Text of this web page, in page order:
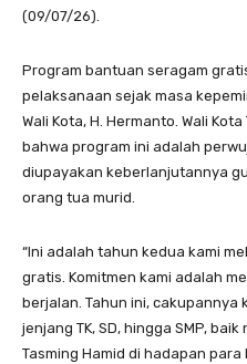
(09/07/26).
Program bantuan seragam
pelaksanaan sejak masa
Wali Kota, H. Hermanto. Wali
bahwa program ini adalah
diupayakan keberlanjutannya
orang tua murid.
“Ini adalah tahun kedua kami
gratis. Komitmen kami adalah
berjalan. Tahun ini, cakupannya
jenjang TK, SD, hingga SMP,
Tasming Hamid di hadapan